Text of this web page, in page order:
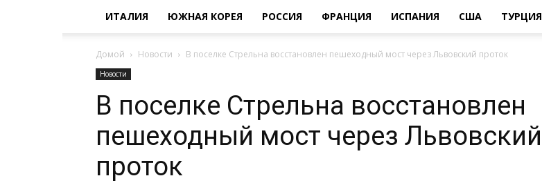
ИТАЛИЯ ЮЖНАЯ КОРЕЯ РОССИЯ ФРАНЦИЯ ИСПАНИЯ США ТУРЦИЯ
Домой Новости В поселке Стрельна восстановлен пешеходный мост через Львовский проток
Новости
В поселке Стрельна восстановлен
пешеходный мост через Львовский
проток